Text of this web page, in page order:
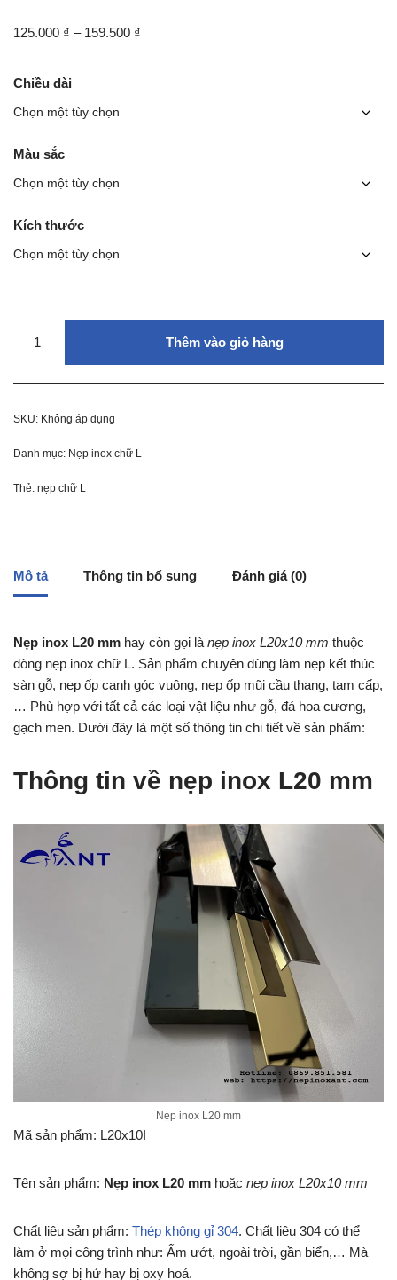
125.000 ₫ – 159.500 ₫
Chiều dài
Màu sắc
Kích thước
Thêm vào giỏ hàng
SKU: Không áp dụng
Danh mục: Nẹp inox chữ L
Thẻ: nẹp chữ L
Mô tả Thông tin bổ sung Đánh giá (0)
Nẹp inox L20 mm hay còn gọi là nẹp inox L20x10 mm thuộc
dòng nẹp inox chữ L. Sản phẩm chuyên dùng làm nẹp kết thúc
sàn gỗ, nẹp ốp cạnh góc vuông, nẹp ốp mũi cầu thang, tam cấp,
… Phù hợp với tất cả các loại vật liệu như gỗ, đá hoa cương,
gạch men. Dưới đây là một số thông tin chi tiết về sản phẩm:
Thông tin về nẹp inox L20 mm
Nẹp inox L20 mm
Mã sản phẩm: L20x10I
Tên sản phẩm: Nẹp inox L20 mm hoặc nẹp inox L20x10 mm
Chất liệu sản phẩm: Thép không gỉ 304. Chất liệu 304 có thể
làm ở mọi công trình như: Ẩm ướt, ngoài trời, gần biển,… Mà
không sợ bị hử hay bị oxy hoá.